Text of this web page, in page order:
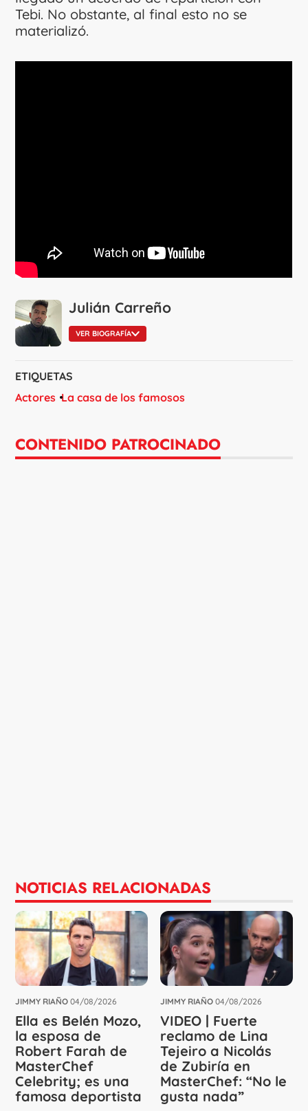
Tebi. No obstante, al final esto no se
materializó.
Julián Carreño
VER BIOGRAFÍA
ETIQUETAS
Actores La casa de los famosos
CONTENIDO PATROCINADO
NOTICIAS RELACIONADAS
JIMMY RIAÑO 04/08/2026
Ella es Belén Mozo,
la esposa de
Robert Farah de
MasterChef
Celebrity; es una
famosa deportista
JIMMY RIAÑO 04/08/2026
VIDEO | Fuerte
reclamo de Lina
Tejeiro a Nicolás
de Zubiría en
MasterChef: “No le
gusta nada”